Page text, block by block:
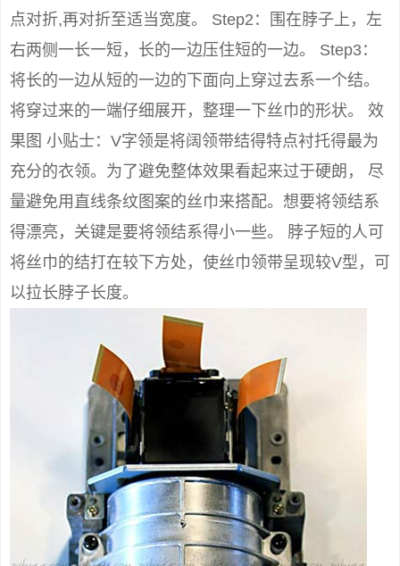
点对折,再对折至适当宽度。 Step2：围在脖子上，左
右两侧一长一短，长的一边压住短的一边。 Step3：
将长的一边从短的一边的下面向上穿过去系一个结。
将穿过来的一端仔细展开，整理一下丝巾的形状。 效
果图 小贴士：V字领是将阔领带结得特点衬托得最为
充分的衣领。为了避免整体效果看起来过于硬朗， 尽
量避免用直线条纹图案的丝巾来搭配。想要将领结系
得漂亮，关键是要将领结系得小一些。 脖子短的人可
将丝巾的结打在较下方处，使丝巾领带呈现较V型，可
以拉长脖子长度。